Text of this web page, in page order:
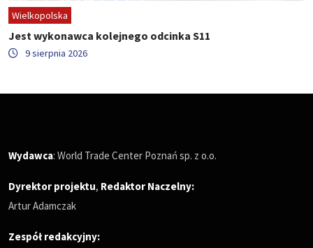
Wielkopolska
Jest wykonawca kolejnego odcinka S11
9 sierpnia 2026
Wydawca: World Trade Center Poznań sp. z o.o.
Dyrektor projektu, Redaktor Naczelny:
Artur Adamczak
Zespół redakcyjny: